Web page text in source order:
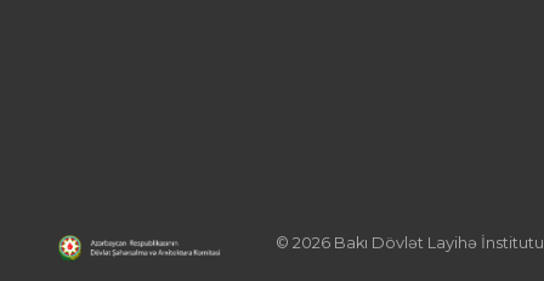
© 2026 Bakı Dövlət Layihə İnstitutu